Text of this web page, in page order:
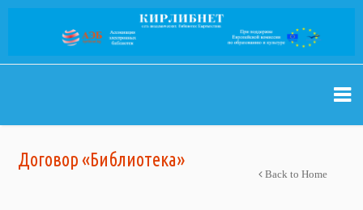
Договор «Библиотека»
Back to Home